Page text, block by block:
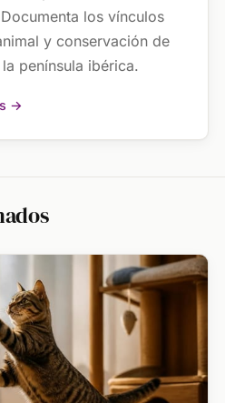
los vínculos
y conservación de
península ibérica.
→